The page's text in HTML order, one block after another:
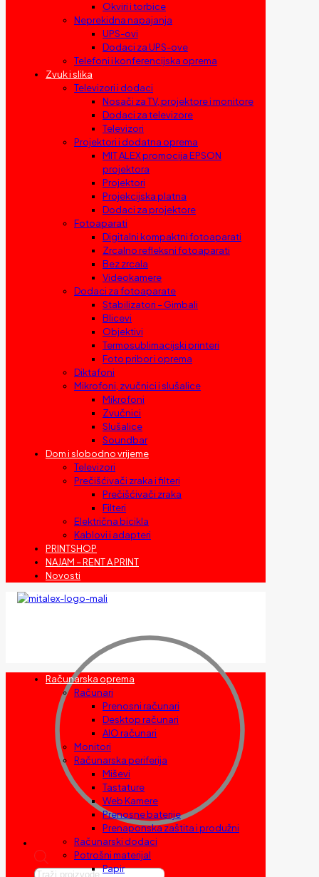
Okviri i torbice
Neprekidna napajanja
UPS-ovi
Dodaci za UPS-ove
Telefoni i konferencijska oprema
Zvuk i slika
Televizori i dodaci
Nosači za TV, projektore i monitore
Dodaci za televizore
Televizori
Projektori i dodatna oprema
MIT ALEX promocija EPSON
projektora
Projektori
Projekcijska platna
Dodaci za projektore
Fotoaparati
Digitalni kompaktni fotoaparati
Zrcalno refleksni fotoaparati
Bez zrcala
Videokamere
Dodaci za fotoaparate
Stabilizatori – Gimbali
Blicevi
Objektivi
Termosublimacijski printeri
Foto pribor i oprema
Diktafoni
Mikrofoni, zvučnici i slušalice
Mikrofoni
Zvučnici
Slušalice
Soundbar
Dom i slobodno vrijeme
Televizori
Prečišćivači zraka i filteri
Prečišćivači zraka
Filteri
Električna bicikla
Kablovi i adapteri
PRINTSHOP
NAJAM – RENT A PRINT
Novosti
Products
Računarska oprema
Računari
Prenosni računari
Desktop računari
AIO računari
Monitori
Računarska periferija
Miševi
Tastature
Web Kamere
Prenosne baterije
Prenaponska zaštita i produžni
Računarski dodaci
Potrošni materijal
Papir